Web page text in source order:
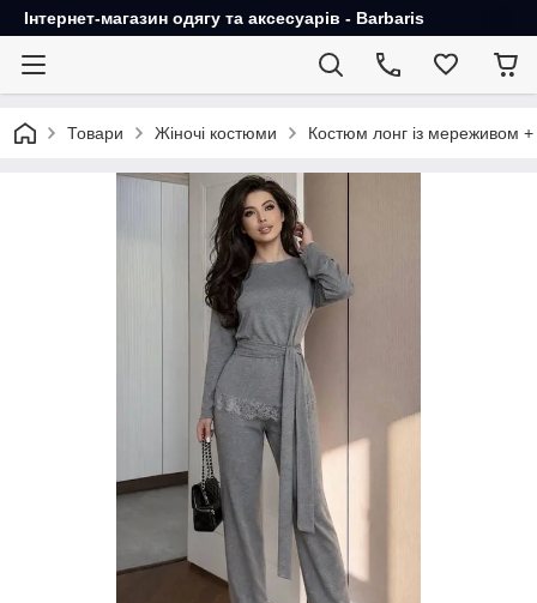
Інтернет-магазин одягу та аксесуарів - Barbaris
Товари Жіночі костюми Костюм лонг із мереживом